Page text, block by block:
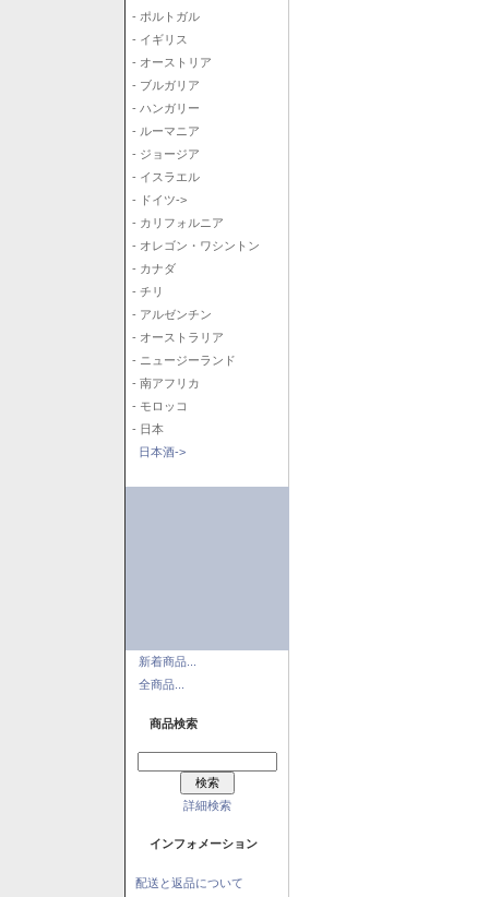
- ポルトガル
- イギリス
- オーストリア
- ブルガリア
- ハンガリー
- ルーマニア
- ジョージア
- イスラエル
- ドイツ->
- カリフォルニア
- オレゴン・ワシントン
- カナダ
- チリ
- アルゼンチン
- オーストラリア
- ニュージーランド
- 南アフリカ
- モロッコ
- 日本
日本酒->
新着商品...
全商品...
商品検索
詳細検索
インフォメーション
配送と返品について